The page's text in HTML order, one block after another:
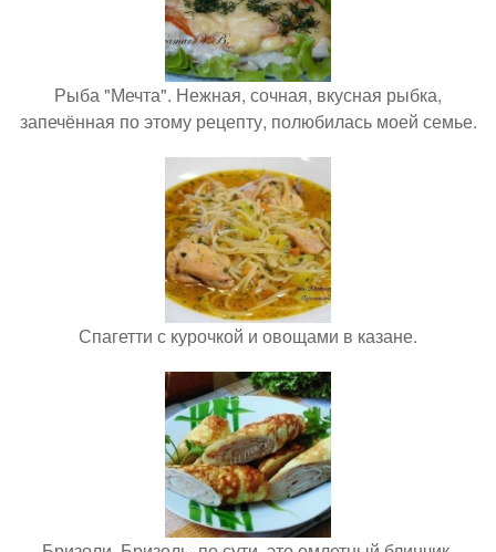
Рыба "Мечта". Нежная, сочная, вкусная рыбка,
запечённая по этому рецепту, полюбилась моей семье.
Спагетти с курочкой и овощами в казане.